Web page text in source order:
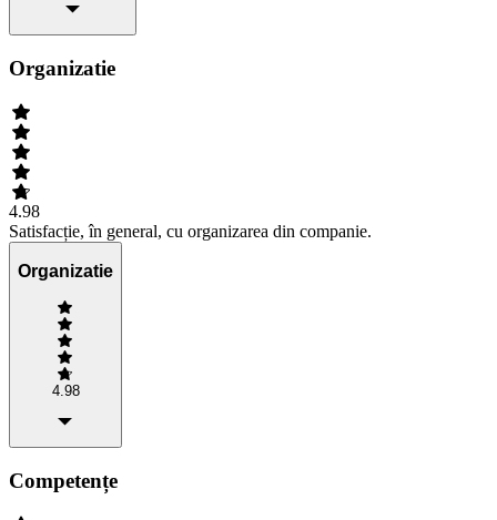
Organizatie
4.98
Satisfacție, în general, cu organizarea din companie.
Organizatie
4.98
Competențe